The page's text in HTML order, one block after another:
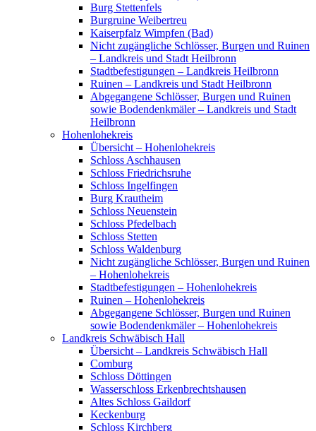
Burg Stettenfels
Burgruine Weibertreu
Kaiserpfalz Wimpfen (Bad)
Nicht zugängliche Schlösser, Burgen und Ruinen
– Landkreis und Stadt Heilbronn
Stadtbefestigungen – Landkreis Heilbronn
Ruinen – Landkreis und Stadt Heilbronn
Abgegangene Schlösser, Burgen und Ruinen
sowie Bodendenkmäler – Landkreis und Stadt
Heilbronn
Hohenlohekreis
Übersicht – Hohenlohekreis
Schloss Aschhausen
Schloss Friedrichsruhe
Schloss Ingelfingen
Burg Krautheim
Schloss Neuenstein
Schloss Pfedelbach
Schloss Stetten
Schloss Waldenburg
Nicht zugängliche Schlösser, Burgen und Ruinen
– Hohenlohekreis
Stadtbefestigungen – Hohenlohekreis
Ruinen – Hohenlohekreis
Abgegangene Schlösser, Burgen und Ruinen
sowie Bodendenkmäler – Hohenlohekreis
Landkreis Schwäbisch Hall
Übersicht – Landkreis Schwäbisch Hall
Comburg
Schloss Döttingen
Wasserschloss Erkenbrechtshausen
Altes Schloss Gaildorf
Keckenburg
Schloss Kirchberg